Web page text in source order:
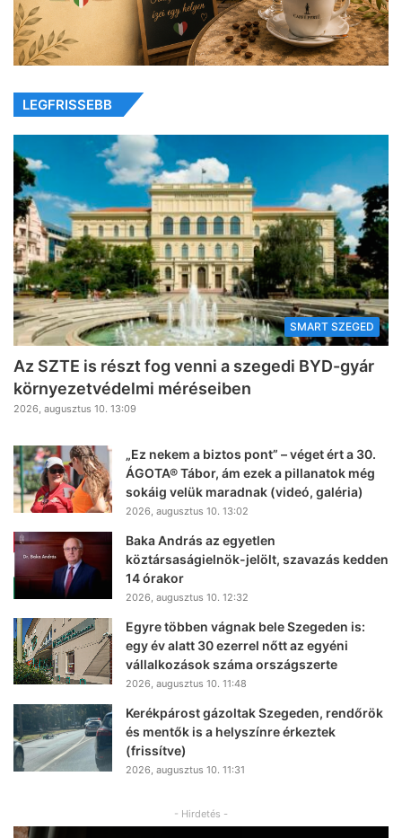
LEGFRISSEBB
SMART SZEGED
Az SZTE is részt fog venni a szegedi BYD-gyár
környezetvédelmi méréseiben
2026, augusztus 10. 13:09
„Ez nekem a biztos pont” – véget ért a 30.
ÁGOTA® Tábor, ám ezek a pillanatok még
sokáig velük maradnak (videó, galéria)
2026, augusztus 10. 13:02
Baka András az egyetlen
köztársaságielnök-jelölt, szavazás kedden
14 órakor
2026, augusztus 10. 12:32
Egyre többen vágnak bele Szegeden is:
egy év alatt 30 ezerrel nőtt az egyéni
vállalkozások száma országszerte
2026, augusztus 10. 11:48
Kerékpárost gázoltak Szegeden, rendőrök
és mentők is a helyszínre érkeztek
(frissítve)
2026, augusztus 10. 11:31
- Hirdetés -